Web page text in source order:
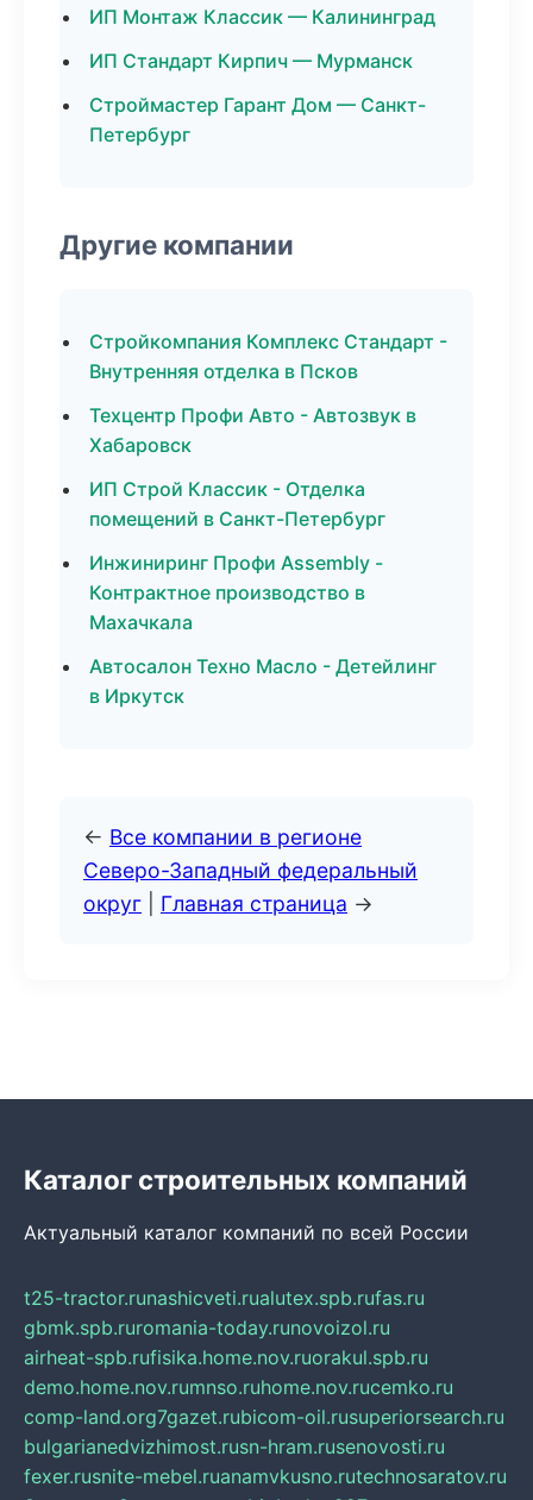
ИП Монтаж Классик — Калининград
ИП Стандарт Кирпич — Мурманск
Строймастер Гарант Дом — Санкт-
Петербург
Другие компании
Стройкомпания Комплекс Стандарт -
Внутренняя отделка в Псков
Техцентр Профи Авто - Автозвук в
Хабаровск
ИП Строй Классик - Отделка
помещений в Санкт-Петербург
Инжиниринг Профи Assembly -
Контрактное производство в
Махачкала
Автосалон Техно Масло - Детейлинг
в Иркутск
← Все компании в регионе
Северо-Западный федеральный
округ
Главная страница →
Каталог строительных компаний
Актуальный каталог компаний по всей России
t25-tractor.runashicveti.rualutex.spb.rufas.ru
gbmk.spb.ruromania-today.runovoizol.ru
airheat-spb.rufisika.home.nov.ruorakul.spb.ru
demo.home.nov.rumnso.ruhome.nov.rucemko.ru
comp-land.org7gazet.rubicom-oil.rusuperiorsearch.ru
bulgarianedvizhimost.rusn-hram.rusenovosti.ru
fexer.rusnite-mebel.ruanamvkusno.rutechnosaratov.ru